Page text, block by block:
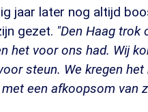
jaar later nog altijd
gezet. "Den Haag trok
het voor ons had. Wij
steun. We kregen
een afkoopsom van